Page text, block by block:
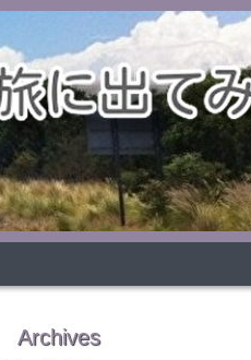
Archives